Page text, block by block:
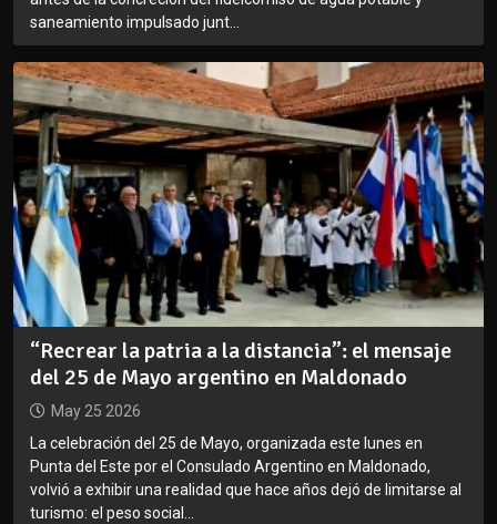
saneamiento impulsado junt...
“Recrear la patria a la distancia”: el mensaje
del 25 de Mayo argentino en Maldonado
May 25 2026
La celebración del 25 de Mayo, organizada este lunes en
Punta del Este por el Consulado Argentino en Maldonado,
volvió a exhibir una realidad que hace años dejó de limitarse al
turismo: el peso social...